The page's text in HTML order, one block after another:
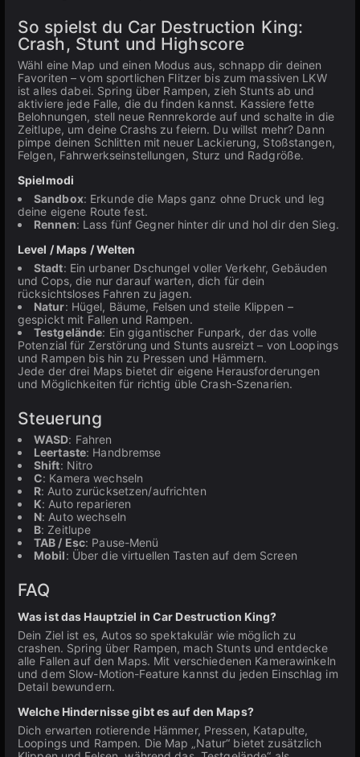
So spielst du Car Destruction King:
Crash, Stunt und Highscore
Wähl eine Map und einen Modus aus, schnapp dir deinen
Favoriten – vom sportlichen Flitzer bis zum massiven LKW
ist alles dabei. Spring über Rampen, zieh Stunts ab und
aktiviere jede Falle, die du finden kannst. Kassiere fette
Belohnungen, stell neue Rennrekorde auf und schalte in die
Zeitlupe, um deine Crashs zu feiern. Du willst mehr? Dann
pimpe deinen Schlitten mit neuer Lackierung, Stoßstangen,
Felgen, Fahrwerkseinstellungen, Sturz und Radgröße.
Spielmodi
Sandbox: Erkunde die Maps ganz ohne Druck und leg
deine eigene Route fest.
Rennen: Lass fünf Gegner hinter dir und hol dir den Sieg.
Level / Maps / Welten
Stadt: Ein urbaner Dschungel voller Verkehr, Gebäuden
und Cops, die nur darauf warten, dich für dein
rücksichtsloses Fahren zu jagen.
Natur: Hügel, Bäume, Felsen und steile Klippen –
gespickt mit Fallen und Rampen.
Testgelände: Ein gigantischer Funpark, der das volle
Potenzial für Zerstörung und Stunts ausreizt – von Loopings
und Rampen bis hin zu Pressen und Hämmern.
Jede der drei Maps bietet dir eigene Herausforderungen
und Möglichkeiten für richtig üble Crash-Szenarien.
Steuerung
WASD: Fahren
Leertaste: Handbremse
Shift: Nitro
C: Kamera wechseln
R: Auto zurücksetzen/aufrichten
K: Auto reparieren
N: Auto wechseln
B: Zeitlupe
TAB / Esc: Pause-Menü
Mobil: Über die virtuellen Tasten auf dem Screen
FAQ
Was ist das Hauptziel in Car Destruction King?
Dein Ziel ist es, Autos so spektakulär wie möglich zu
crashen. Spring über Rampen, mach Stunts und entdecke
alle Fallen auf den Maps. Mit verschiedenen Kamerawinkeln
und dem Slow-Motion-Feature kannst du jeden Einschlag im
Detail bewundern.
Welche Hindernisse gibt es auf den Maps?
Dich erwarten rotierende Hämmer, Pressen, Katapulte,
Loopings und Rampen. Die Map „Natur“ bietet zusätzlich